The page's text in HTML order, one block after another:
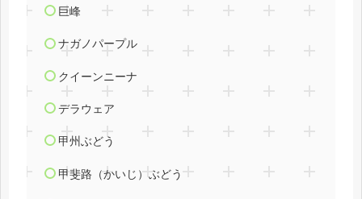
巨峰
ナガノパープル
クイーンニーナ
デラウェア
甲州ぶどう
甲斐路（かいじ）ぶどう